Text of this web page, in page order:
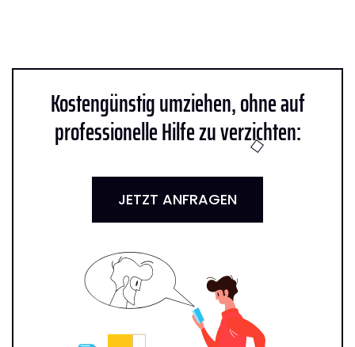
Kostengünstig umziehen, ohne auf
professionelle Hilfe zu verzichten:
JETZT ANFRAGEN